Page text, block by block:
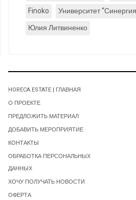
Finoko
Университет
Юлия Литвиненко
HORECA ESTATE | ГЛАВНАЯ
О ПРОЕКТЕ
ПРЕДЛОЖИТЬ МАТЕРИАЛ
ДОБАВИТЬ МЕРОПРИЯТИЕ
КОНТАКТЫ
ОБРАБОТКА ПЕРСОНАЛЬНЫХ
ДАННЫХ
ХОЧУ ПОЛУЧАТЬ НОВОСТИ
ОФЕРТА